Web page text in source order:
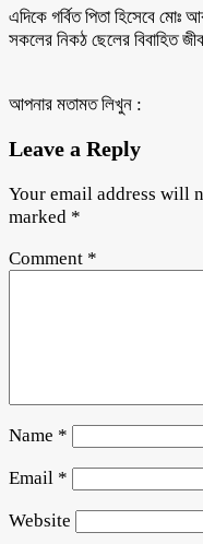
এদিকে গর্বিত পিতা হিসেবে
সকলের নিকঠ ছেলের বিবাহিত
আপনার মতামত লিখুন :
Leave a Reply
Your email address will
marked *
Comment *
Name *
Email *
Website